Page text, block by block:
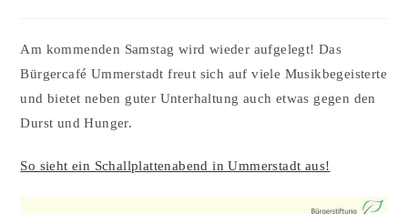
Am kommenden Samstag wird wieder aufgelegt! Das
Bürgercafé Ummerstadt freut sich auf viele Musikbegeisterte
und bietet neben guter Unterhaltung auch etwas gegen den
Durst und Hunger.
So sieht ein Schallplattenabend in Ummerstadt aus!